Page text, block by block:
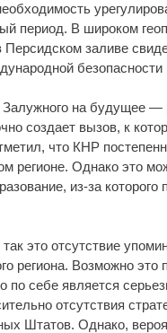
период. В широком
Персидском заливе
безопасности
на будущее —
создает вызов, к
что КНР
регионе. Однако это
из-за
это отсутствие
региона. Возможно это
по себе является
отсутствия
Штатов. Однако,